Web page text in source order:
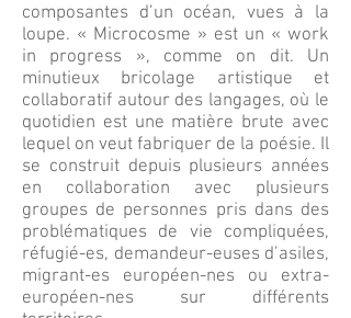
composantes d’un océan, vues à la
loupe. « Microcosme » est un « work
in progress », comme on dit. Un
minutieux bricolage artistique et
collaboratif autour des langages, où le
quotidien est une matière brute avec
lequel on veut fabriquer de la poésie. Il
se construit depuis plusieurs années
en collaboration avec plusieurs
groupes de personnes pris dans des
problématiques de vie compliquées,
réfugié-es, demandeur-euses d’asiles,
migrant-es européen-nes ou extra-
européen-nes sur différents